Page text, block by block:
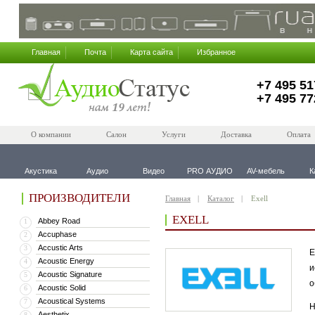
Главная Почта Карта сайта Избранное
+7 495
+7 495
О компании Салон Услуги Доставка Оплата
Акустика Аудио Видео PRO АУДИО AV-мебель
ПРОИЗВОДИТЕЛИ
1 Abbey Road
2 Accuphase
3 Accustic Arts
4 Acoustic Energy
5 Acoustic Signature
6 Acoustic Solid
7 Acoustical Systems
Главная Каталог Exell
EXELL